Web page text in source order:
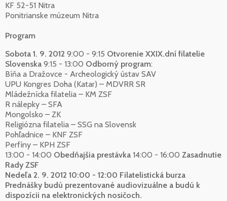
KF 52-51 Nitra
Ponitrianske múzeum Nitra
Program
Sobota 1. 9. 2012 9:00 - 9:15 Otvorenie XXIX.dní filatelie
Slovenska 9:15 - 13:00 Odborný program:
Bíňa a Dražovce - Archeologický ústav SAV
UPU Kongres Doha (Katar) – MDVRR SR
Mládežnícka filatelia – KM ZSF
R nálepky – SFA
Mongolsko – ZK
Religiózna filatelia – SSG na Slovensk
Pohľadnice – KNF ZSF
Perfíny – KPH ZSF
13:00 - 14:00 Obedňajšia prestávka 14:00 - 16:00 Zasadnutie
Rady ZSF
Nedeľa 2. 9. 2012 10:00 - 12:00 Filatelistická burza
Prednášky budú prezentované audiovizuálne a budú k
dispozícii na elektronických nosičoch.